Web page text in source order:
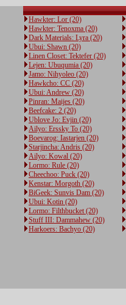
Hawkter: Lor (20)
Hawkter: Tenoxma (20)
Dark Materials: Lyra (20)
Ubui: Shawn (20)
Linen Closet: Tektefer (20)
Lejen: Ubuqumia (20)
Jamo: Nihyoleo (20)
Hawkcho: CC (20)
Ubui: Andrew (20)
Pinran: Maijes (20)
Beefcake: 2 (20)
Ublove Jo: Evjin (20)
Ailyo: Erssky To (20)
Boevarog: Iastarjen (20)
Starjincha: Andris (20)
Ailyo: Kowal (20)
Lormo: Rule (20)
Cheechoo: Puck (20)
Kenstar: Morgoth (20)
BiGeek: Sunvis Dam (20)
Ubui: Kotin (20)
Lormo: Filthbucket (20)
Stuff III: Dammahew (20)
Harkoers: Bachyo (20)